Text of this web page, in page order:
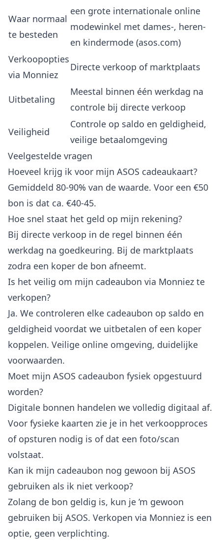
Waar normaal
te besteden
een grote internationale online
modewinkel met dames-, heren-
en kindermode (asos.com)
Verkoopopties
via Monniez
Directe verkoop of marktplaats
Uitbetaling
Meestal binnen één werkdag na
controle bij directe verkoop
Veiligheid
Controle op saldo en geldigheid,
veilige betaalomgeving
Veelgestelde vragen
Hoeveel krijg ik voor mijn ASOS cadeaukaart?
Gemiddeld 80-90% van de waarde. Voor een €50
bon is dat ca. €40-45.
Hoe snel staat het geld op mijn rekening?
Bij directe verkoop in de regel binnen één
werkdag na goedkeuring. Bij de marktplaats
zodra een koper de bon afneemt.
Is het veilig om mijn cadeaubon via Monniez te
verkopen?
Ja. We controleren elke cadeaubon op saldo en
geldigheid voordat we uitbetalen of een koper
koppelen. Veilige online omgeving, duidelijke
voorwaarden.
Moet mijn ASOS cadeaubon fysiek opgestuurd
worden?
Digitale bonnen handelen we volledig digitaal af.
Voor fysieke kaarten zie je in het verkoopproces
of opsturen nodig is of dat een foto/scan
volstaat.
Kan ik mijn cadeaubon nog gewoon bij ASOS
gebruiken als ik niet verkoop?
Zolang de bon geldig is, kun je ’m gewoon
gebruiken bij ASOS. Verkopen via Monniez is een
optie, geen verplichting.